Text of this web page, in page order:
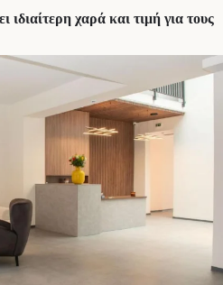
χαρά και τιμή για τους